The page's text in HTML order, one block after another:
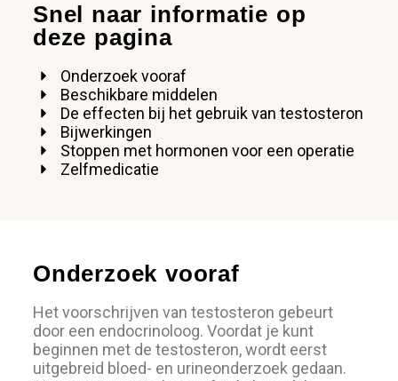
Snel naar informatie op
deze pagina
Onderzoek vooraf
Beschikbare middelen
De effecten bij het gebruik van testosteron
Bijwerkingen
Stoppen met hormonen voor een operatie
Zelfmedicatie
Onderzoek vooraf
Het voorschrijven van testosteron gebeurt
door een endocrinoloog. Voordat je kunt
beginnen met de testosteron, wordt eerst
uitgebreid bloed- en urineonderzoek gedaan.